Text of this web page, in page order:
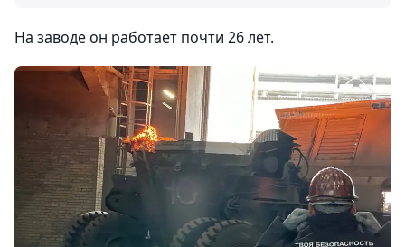
На заводе он работает почти 26 лет.